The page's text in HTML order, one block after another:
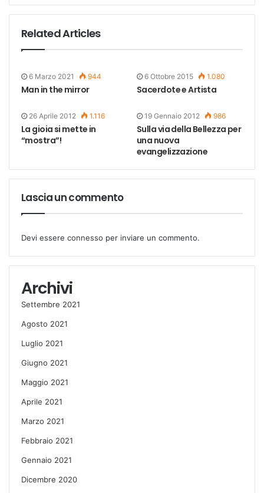
Related Articles
6 Marzo 2021 944
Man in the mirror
6 Ottobre 2015 1.080
Sacerdote e Artista
26 Aprile 2012 1.116
La gioia si mette in
“mostra”!
19 Gennaio 2012 986
Sulla via della Bellezza per
una nuova
evangelizzazione
Lascia un commento
Devi essere connesso per inviare un commento.
Archivi
Settembre 2021
Agosto 2021
Luglio 2021
Giugno 2021
Maggio 2021
Aprile 2021
Marzo 2021
Febbraio 2021
Gennaio 2021
Dicembre 2020